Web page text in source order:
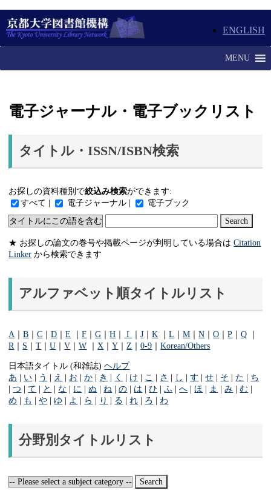
ENGLISH
MENU
電子ジャーナル・電子ブックリスト
タイトル・ISSN/ISBN検索
お探しの資料種別で絞込み検索ができます:
すべて |
電子ジャーナル | 電子ブック
★ お探しの論文の巻号や掲載ページが判明している場合はCitation
Linker から検索できます
アルファベット順タイトルリスト
A ｜B ｜C ｜D ｜E ｜F ｜G ｜H ｜ I ｜J ｜K ｜L ｜M ｜N ｜O ｜P ｜Q ｜
R ｜ S ｜T ｜U ｜V ｜W ｜X ｜Y ｜ Z ｜0-9 ｜Korean/Others
日本語タイトル (和雑誌)ヘルプ
あ | い | う | え | お |か | き | く | け | こ | さ | し |す |せ | そ | た | ち
|つ |て | と | な | に |ぬ |ね |の | は |ひ |ふ |へ |ほ | ま |み |む |
め | も |や | ゆ | よ | ら | り | る |れ | ろ |わ
分野別タイトルリスト